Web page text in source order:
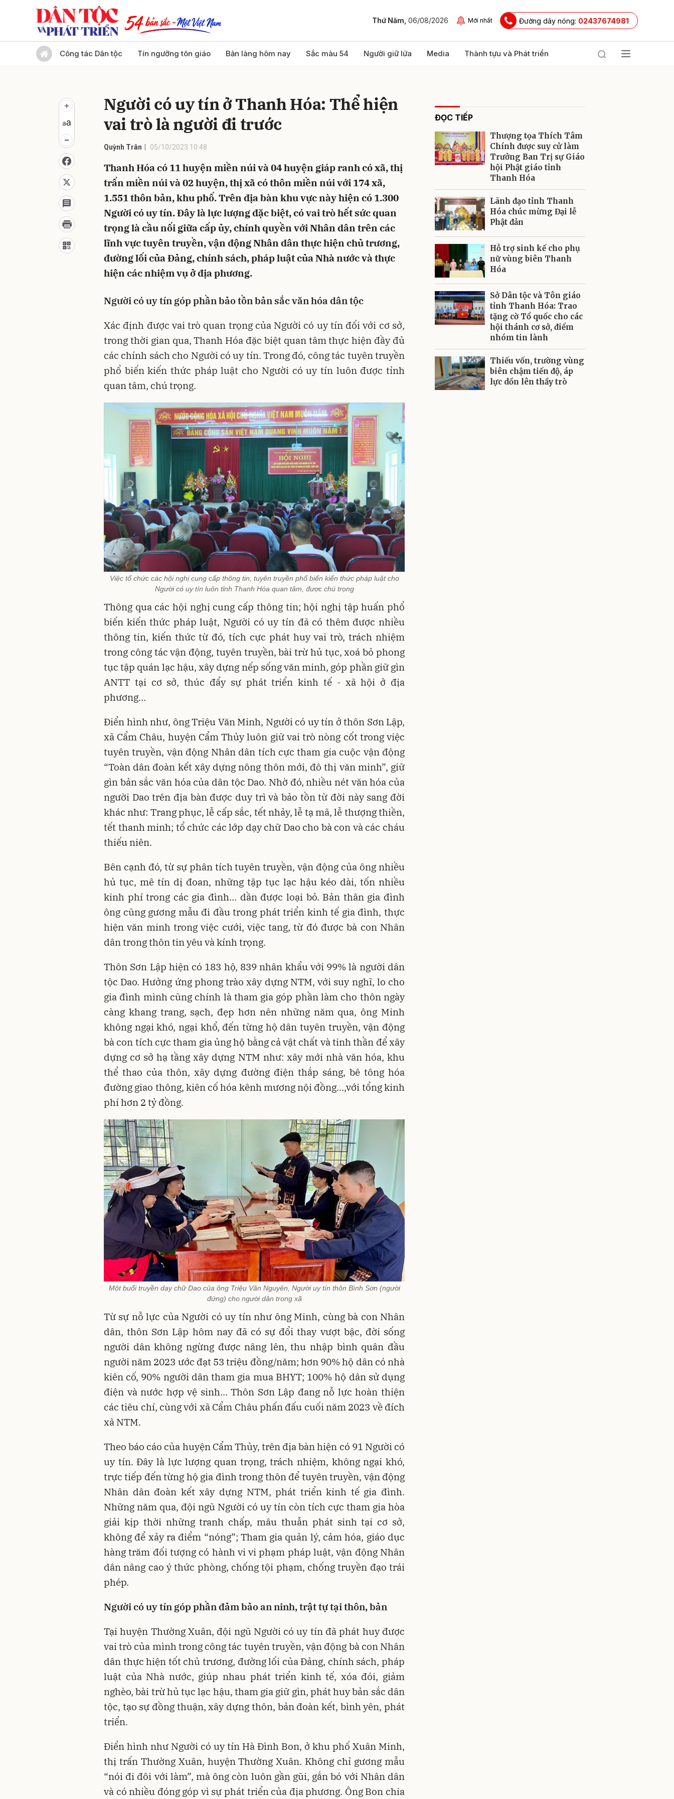
Thứ Năm, 06/08/2026 Mới nhất Đường dây nóng: 02437674981
Công tác Dân tộc Tín ngưỡng tôn giáo Bản làng hôm nay Sắc màu 54 Người giữ lửa Media Thành tựu và Phát triển
Người có uy tín ở Thanh Hóa: Thể hiện
vai trò là người đi trước
Quỳnh Trân 05/10/2023 10:48
Thanh Hóa có 11 huyện miền núi và 04 huyện giáp ranh có xã, thị
trấn miền núi và 02 huyện, thị xã có thôn miền núi với 174 xã,
1.551 thôn bản, khu phố. Trên địa bàn khu vực này hiện có 1.300
Người có uy tín. Đây là lực lượng đặc biệt, có vai trò hết sức quan
trọng là cầu nối giữa cấp ủy, chính quyền với Nhân dân trên các
lĩnh vực tuyên truyền, vận động Nhân dân thực hiện chủ trương,
đường lối của Đảng, chính sách, pháp luật của Nhà nước và thực
hiện các nhiệm vụ ở địa phương.
Người có uy tín góp phần bảo tồn bản sắc văn hóa dân tộc
Xác định được vai trò quan trọng của Người có uy tín đối với cơ sở,
trong thời gian qua, Thanh Hóa đặc biệt quan tâm thực hiện đầy đủ
các chính sách cho Người có uy tín. Trong đó, công tác tuyên truyền
phổ biến kiến thức pháp luật cho Người có uy tín luôn được tỉnh
quan tâm, chú trọng.
Việc tổ chức các hội nghị cung cấp thông tin, tuyên truyền phổ biến kiến thức pháp luật cho
Người có uy tín luôn tỉnh Thanh Hóa quan tâm, được chú trọng
Thông qua các hội nghị cung cấp thông tin; hội nghị tập huấn phổ
biến kiến thức pháp luật, Người có uy tín đã có thêm được nhiều
thông tin, kiến thức từ đó, tích cực phát huy vai trò, trách nhiệm
trong công tác vận động, tuyên truyền, bài trừ hủ tục, xoá bỏ phong
tục tập quán lạc hậu, xây dựng nếp sống văn minh, góp phần giữ gìn
ANTT tại cơ sở, thúc đẩy sự phát triển kinh tế - xã hội ở địa
phương…
Điển hình như, ông Triệu Văn Minh, Người có uy tín ở thôn Sơn Lập,
xã Cẩm Châu, huyện Cẩm Thủy luôn giữ vai trò nòng cốt trong việc
tuyên truyền, vận động Nhân dân tích cực tham gia cuộc vận động
“Toàn dân đoàn kết xây dựng nông thôn mới, đô thị văn minh”, giữ
gìn bản sắc văn hóa của dân tộc Dao. Nhờ đó, nhiều nét văn hóa của
người Dao trên địa bàn được duy trì và bảo tồn từ đời này sang đời
khác như: Trang phục, lễ cấp sắc, tết nhảy, lễ tạ mã, lễ thượng thiền,
tết thanh minh; tổ chức các lớp dạy chữ Dao cho bà con và các cháu
thiếu niên.
Bên cạnh đó, từ sự phân tích tuyên truyền, vận động của ông nhiều
hủ tục, mê tín dị đoan, những tập tục lạc hậu kéo dài, tốn nhiều
kinh phí trong các gia đình... dần được loại bỏ. Bản thân gia đình
ông cũng gương mẫu đi đầu trong phát triển kinh tế gia đình, thực
hiện văn minh trong việc cưới, việc tang, từ đó được bà con Nhân
dân trong thôn tin yêu và kính trọng.
Thôn Sơn Lập hiện có 183 hộ, 839 nhân khẩu với 99% là người dân
tộc Dao. Hưởng ứng phong trào xây dựng NTM, với suy nghĩ, lo cho
gia đình mình cũng chính là tham gia góp phần làm cho thôn ngày
càng khang trang, sạch, đẹp hơn nên những năm qua, ông Minh
không ngại khó, ngại khổ, đến từng hộ dân tuyên truyền, vận động
bà con tích cực tham gia ủng hộ bằng cả vật chất và tinh thần để xây
dựng cơ sở hạ tầng xây dựng NTM như: xây mới nhà văn hóa, khu
thể thao của thôn, xây dựng đường điện thắp sáng, bê tông hóa
đường giao thông, kiên cố hóa kênh mương nội đồng...,với tổng kinh
phí hơn 2 tỷ đồng.
Một buổi truyền dạy chữ Dao của ông Triệu Văn Nguyên, Người uy tín thôn Bình Sơn (người
đứng) cho người dân trong xã
Từ sự nỗ lực của Người có uy tín như ông Minh, cùng bà con Nhân
dân, thôn Sơn Lập hôm nay đã có sự đổi thay vượt bậc, đời sống
người dân không ngừng được nâng lên, thu nhập bình quân đầu
người năm 2023 ước đạt 53 triệu đồng/năm; hơn 90% hộ dân có nhà
kiên cố, 90% người dân tham gia mua BHYT; 100% hộ dân sử dụng
điện và nước hợp vệ sinh... Thôn Sơn Lập đang nỗ lực hoàn thiện
các tiêu chí, cùng với xã Cẩm Châu phấn đấu cuối năm 2023 về đích
xã NTM.
Theo báo cáo của huyện Cẩm Thủy, trên địa bàn hiện có 91 Người có
uy tín. Đây là lực lượng quan trọng, trách nhiệm, không ngại khó,
trực tiếp đến từng hộ gia đình trong thôn để tuyên truyền, vận động
Nhân dân đoàn kết xây dựng NTM, phát triển kinh tế gia đình.
Những năm qua, đội ngũ Người có uy tín còn tích cực tham gia hòa
giải kịp thời những tranh chấp, mâu thuẫn phát sinh tại cơ sở,
không để xảy ra điểm “nóng”; Tham gia quản lý, cảm hóa, giáo dục
hàng trăm đối tượng có hành vi vi phạm pháp luật, vận động Nhân
dân nâng cao ý thức phòng, chống tội phạm, chống truyền đạo trái
phép.
Người có uy tín góp phần đảm bảo an ninh, trật tự tại thôn, bản
Tại huyện Thường Xuân, đội ngũ Người có uy tín đã phát huy được
vai trò của mình trong công tác tuyên truyền, vận động bà con Nhân
dân thực hiện tốt chủ trương, đường lối của Đảng, chính sách, pháp
luật của Nhà nước, giúp nhau phát triển kinh tế, xóa đói, giảm
nghèo, bài trừ hủ tục lạc hậu, tham gia giữ gìn, phát huy bản sắc dân
tộc, tạo sự đồng thuận, xây dựng thôn, bản đoàn kết, bình yên, phát
triển.
Điển hình như Người có uy tín Hà Đình Bon, ở khu phố Xuân Minh,
thị trấn Thường Xuân, huyện Thường Xuân. Không chỉ gương mẫu
“nói đi đôi với làm”, mà ông còn luôn gần gũi, gắn bó với Nhân dân
và có nhiều đóng góp vì sự phát triển của địa phương. Ông Bon chia
ĐỌC TIẾP
Thượng tọa Thích Tâm
Chính được suy cử làm
Trưởng Ban Trị sự Giáo
hội Phật giáo tỉnh
Thanh Hóa
Lãnh đạo tỉnh Thanh
Hóa chúc mừng Đại lễ
Phật đản
Hỗ trợ sinh kế cho phụ
nữ vùng biên Thanh
Hóa
Sở Dân tộc và Tôn giáo
tỉnh Thanh Hóa: Trao
tặng cờ Tổ quốc cho các
hội thánh cơ sở, điểm
nhóm tin lành
Thiếu vốn, trường vùng
biên chậm tiến độ, áp
lực dồn lên thầy trò
Gửi bình luận
Hủy Gửi